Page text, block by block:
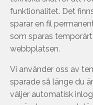
funktionalitet. Det
sparar en fil
som sparas
webbplatsen.
Vi använder oss av
sparade så länge du
väljer automatisk